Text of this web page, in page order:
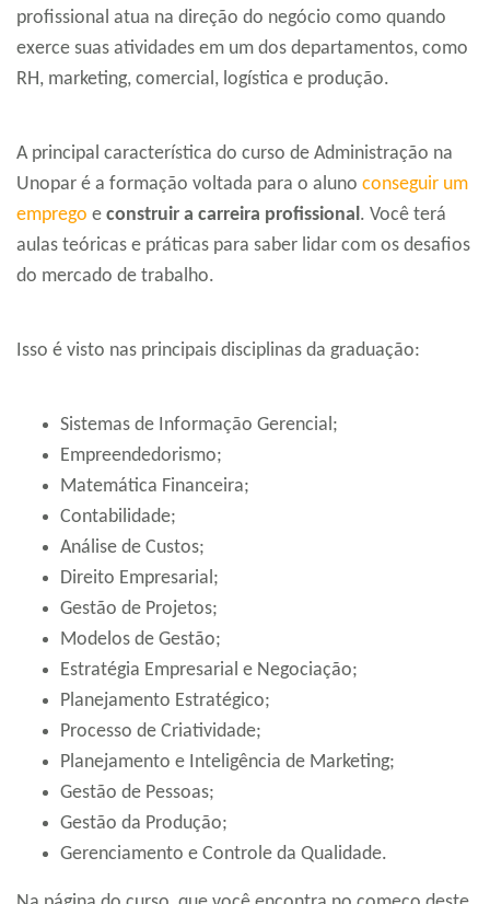
profissional atua na direção do negócio como quando
exerce suas atividades em um dos departamentos, como
RH, marketing, comercial, logística e produção.
A principal característica do curso de Administração na
Unopar é a formação voltada para o aluno conseguir um
emprego e construir a carreira profissional. Você terá
aulas teóricas e práticas para saber lidar com os desafios
do mercado de trabalho.
Isso é visto nas principais disciplinas da graduação:
Sistemas de Informação Gerencial;
Empreendedorismo;
Matemática Financeira;
Contabilidade;
Análise de Custos;
Direito Empresarial;
Gestão de Projetos;
Modelos de Gestão;
Estratégia Empresarial e Negociação;
Planejamento Estratégico;
Processo de Criatividade;
Planejamento e Inteligência de Marketing;
Gestão de Pessoas;
Gestão da Produção;
Gerenciamento e Controle da Qualidade.